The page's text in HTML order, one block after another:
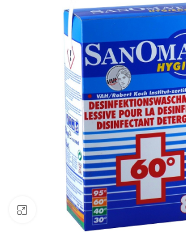
Натисніть, щоб збільшити